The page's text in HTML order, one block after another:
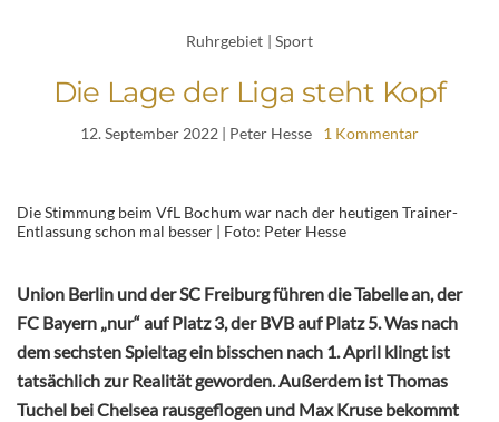
Ruhrgebiet | Sport
Die Lage der Liga steht Kopf
12. September 2022 | Peter Hesse 1 Kommentar
Die Stimmung beim VfL Bochum war nach der heutigen Trainer-
Entlassung schon mal besser | Foto: Peter Hesse
Union Berlin und der SC Freiburg führen die Tabelle an, der
FC Bayern „nur“ auf Platz 3, der BVB auf Platz 5. Was nach
dem sechsten Spieltag ein bisschen nach 1. April klingt ist
tatsächlich zur Realität geworden. Außerdem ist Thomas
Tuchel bei Chelsea rausgeflogen und Max Kruse bekommt